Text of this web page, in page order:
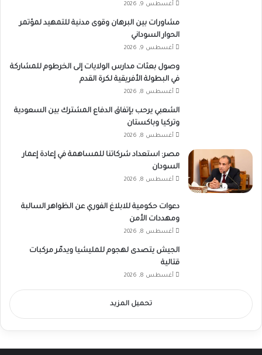
أغسطس 9, 2026
مشاورات بين البرهان وقوى مدنية للتمهيد لمؤتمر
الحوار السوداني
أغسطس 9, 2026
وصول بعثات مدارس الولايات إلى الخرطوم للمشاركة
في البطولة الأفريقية لكرة القدم
أغسطس 8, 2026
الشعبي يرحب بإتفاق الدفاع المشترك بين السعودية
وتركيا وباكستان
أغسطس 8, 2026
مصر: استعداد شركاتنا للمساهمة في إعادة إعمار
السودان
أغسطس 8, 2026
دعوات حكومية للابلاغ الفوري عن الظواهر السالبة
ومهددات الأمن
أغسطس 8, 2026
الجيش يتصدى لهجوم للمليشيا ويدمّر مركبات
قتالية
أغسطس 8, 2026
تحميل المزيد